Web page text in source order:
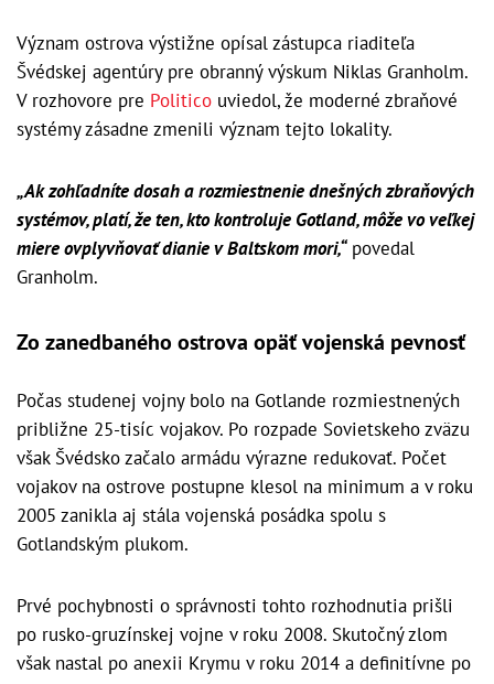
Význam ostrova výstižne opísal zástupca riaditeľa
Švédskej agentúry pre obranný výskum Niklas Granholm.
V rozhovore pre Politico uviedol, že moderné zbraňové
systémy zásadne zmenili význam tejto lokality.
„Ak zohľadníte dosah a rozmiestnenie dnešných zbraňových
systémov, platí, že ten, kto kontroluje Gotland, môže vo veľkej
miere ovplyvňovať dianie v Baltskom mori,“povedal
Granholm.
Zo zanedbaného ostrova opäť vojenská pevnosť
Počas studenej vojny bolo na Gotlande rozmiestnených
približne 25-tisíc vojakov. Po rozpade Sovietskeho zväzu
však Švédsko začalo armádu výrazne redukovať. Počet
vojakov na ostrove postupne klesol na minimum a v roku
2005 zanikla aj stála vojenská posádka spolu s
Gotlandským plukom.
Prvé pochybnosti o správnosti tohto rozhodnutia prišli
po rusko-gruzínskej vojne v roku 2008. Skutočný zlom
však nastal po anexii Krymu v roku 2014 a definitívne po